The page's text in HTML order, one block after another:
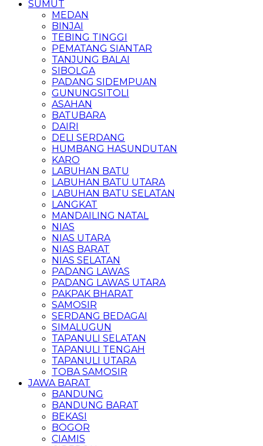
SUMUT
MEDAN
BINJAI
TEBING TINGGI
PEMATANG SIANTAR
TANJUNG BALAI
SIBOLGA
PADANG SIDEMPUAN
GUNUNGSITOLI
ASAHAN
BATUBARA
DAIRI
DELI SERDANG
HUMBANG HASUNDUTAN
KARO
LABUHAN BATU
LABUHAN BATU UTARA
LABUHAN BATU SELATAN
LANGKAT
MANDAILING NATAL
NIAS
NIAS UTARA
NIAS BARAT
NIAS SELATAN
PADANG LAWAS
PADANG LAWAS UTARA
PAKPAK BHARAT
SAMOSIR
SERDANG BEDAGAI
SIMALUGUN
TAPANULI SELATAN
TAPANULI TENGAH
TAPANULI UTARA
TOBA SAMOSIR
JAWA BARAT
BANDUNG
BANDUNG BARAT
BEKASI
BOGOR
CIAMIS